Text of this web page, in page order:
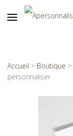
Accueil > Boutique >
personnaliser